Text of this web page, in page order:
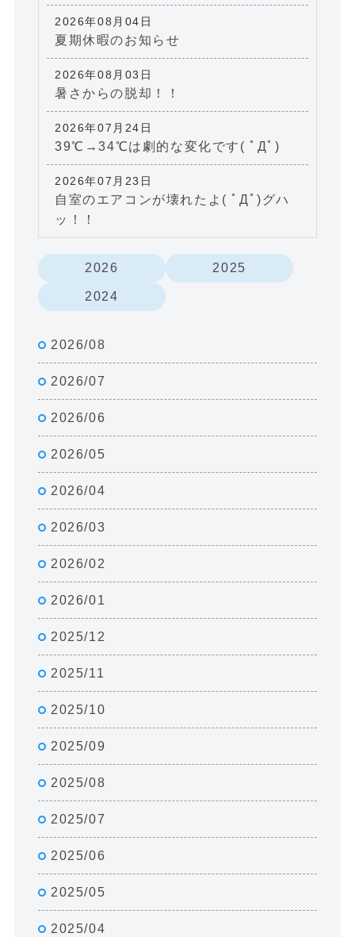
2026年08月04日
夏期休暇のお知らせ
2026年08月03日
暑さからの脱却！！
2026年07月24日
39℃→34℃は劇的な変化です( ﾟДﾟ)
2026年07月23日
自室のエアコンが壊れたよ( ﾟДﾟ)グハ
ッ！！
2026 2025
2024
2026/08
2026/07
2026/06
2026/05
2026/04
2026/03
2026/02
2026/01
2025/12
2025/11
2025/10
2025/09
2025/08
2025/07
2025/06
2025/05
2025/04